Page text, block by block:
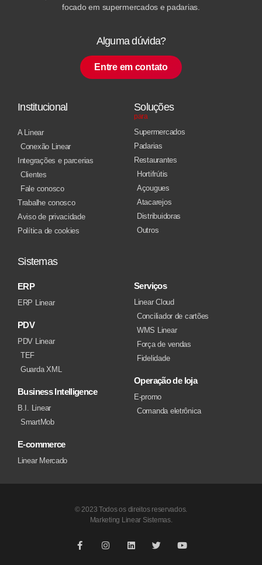
focado em supermercados e padarias.
Alguma dúvida?
Entre em contato
Institucional
A Linear
Conexão Linear
Integrações e parcerias
Clientes
Fale conosco
Trabalhe conosco
Aviso de privacidade
Política de cookies
Soluções
para
Supermercados
Padarias
Restaurantes
Hortifrútis
Açougues
Atacarejos
Distribuidoras
Outros
Sistemas
ERP
ERP Linear
PDV
PDV Linear
TEF
Guarda XML
Business Intelligence
B.I. Linear
SmartMob
E-commerce
Linear Mercado
Serviços
Linear Cloud
Conciliador de cartões
WMS Linear
Força de vendas
Fidelidade
Operação de loja
E-promo
Comanda eletrônica
© 2023 Todos os direitos reservados.
Marketing Linear Sistemas.